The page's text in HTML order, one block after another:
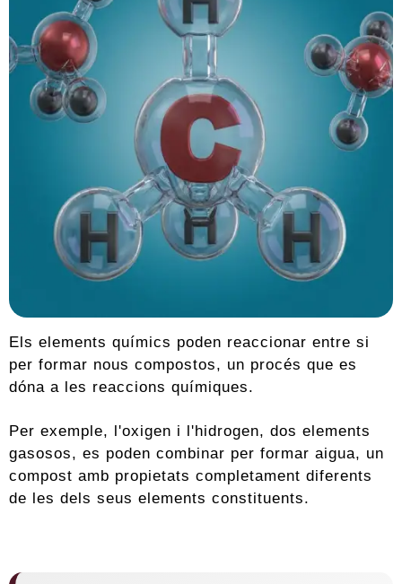
Els elements químics poden reaccionar entre si
per formar nous compostos, un procés que es
dóna a les reaccions químiques.
Per exemple, l'oxigen i l'hidrogen, dos elements
gasosos, es poden combinar per formar aigua, un
compost amb propietats completament diferents
de les dels seus elements constituents.